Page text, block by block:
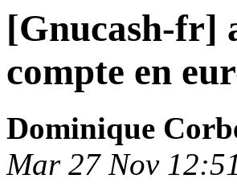
[Gnucash-fr]
compte en
Dominique
Mar 27 Nov